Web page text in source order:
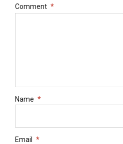
Comment *
Name *
Email *